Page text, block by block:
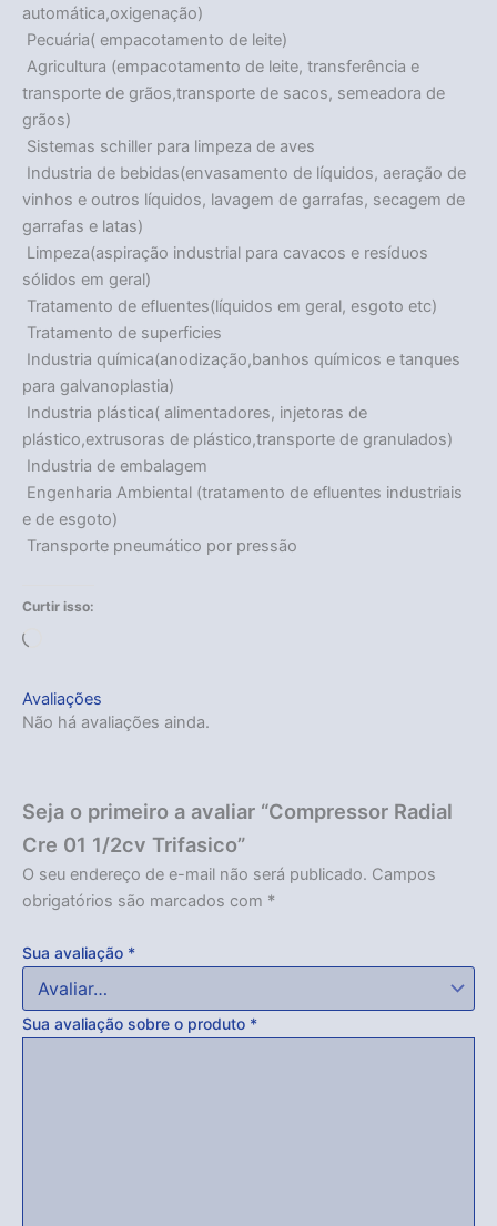
automática,oxigenação)
 Pecuária( empacotamento de leite)
 Agricultura (empacotamento de leite, transferência e
transporte de grãos,transporte de sacos, semeadora de
grãos)
 Sistemas schiller para limpeza de aves
 Industria de bebidas(envasamento de líquidos, aeração de
vinhos e outros líquidos, lavagem de garrafas, secagem de
garrafas e latas)
 Limpeza(aspiração industrial para cavacos e resíduos
sólidos em geral)
 Tratamento de efluentes(líquidos em geral, esgoto etc)
 Tratamento de superficies
 Industria química(anodização,banhos químicos e tanques
para galvanoplastia)
 Industria plástica( alimentadores, injetoras de
plástico,extrusoras de plástico,transporte de granulados)
 Industria de embalagem
 Engenharia Ambiental (tratamento de efluentes industriais
e de esgoto)
 Transporte pneumático por pressão
Curtir isso:
Avaliações
Não há avaliações ainda.
Seja o primeiro a avaliar “Compressor Radial
Cre 01 1/2cv Trifasico”
O seu endereço de e-mail não será publicado. Campos
obrigatórios são marcados com *
Sua avaliação *
Sua avaliação sobre o produto *